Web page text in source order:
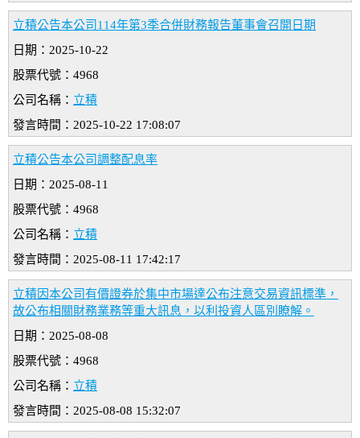
立積公告本公司114年第3季合併財務報告董事會召開日期
日期：2025-10-22
股票代號：4968
公司名稱： 立積
發言時間：2025-10-22 17:08:07
立積公告本公司調整配息率
日期：2025-08-11
股票代號：4968
公司名稱： 立積
發言時間：2025-08-11 17:42:17
立積因本公司有價證券於集中市場達公布注意交易資訊標準，
故公布相關財務業務等重大訊息，以利投資人區別瞭解。
日期：2025-08-08
股票代號：4968
公司名稱： 立積
發言時間：2025-08-08 15:32:07